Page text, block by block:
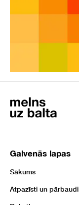
Galvenās lapas
Sākums
Atpazīsti un pārbaudi